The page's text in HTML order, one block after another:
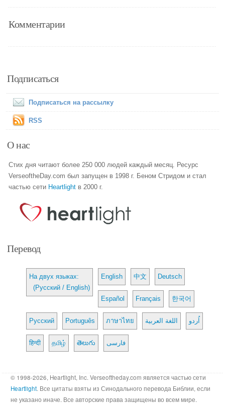
Комментарии
Подписаться
Подписаться на рассылку
RSS
О нас
Стих дня читают более 250 000 людей каждый месяц. Ресурс
VerseoftheDay.com был запущен в 1998 г. Беном Стридом и стал
частью сети Heartlight в 2000 г.
Перевод
На двух языках:
(Русский / English)
English 中文 Deutsch
Español Français 한국어
Русский Português ภาษาไทย اللغة العربية اُردو
हिन्दी தமிழ் తెలుగు فارسی
© 1998-2026, Heartlight, Inc. Verseoftheday.com является частью сети
Heartlight. Все цитаты взяты из Синодального перевода Библии, если
не указано иначе. Все авторские права защищены во всем мире.